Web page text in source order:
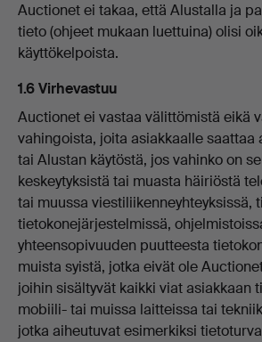
Auctionet ei takaa, että Alustalla ja
tieto (ohjeet mukaan luettuina) olisi
käyttökelpoista.
1.6 Virhevastuu
Auctionet ei vastaa välittömistä eikä
vahingoista, joita asiakkaalle saattaa
tai Alustan käytöstä, jos vahinko on
keskeytyksistä tai muasta häiriöstä
tai muussa viestiliikenneyhteyksissä,
tietokonejärjestelmissä,
yhteensopivuuden puutteesta
muista syistä, jotka eivät ole
joihin sisältyvät kaikki viat asiakkaan
mobiili- tai muissa laitteissa tai
jotka aiheutuvat esimerkiksi